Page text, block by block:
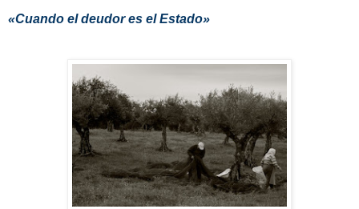
«Cuando el deudor es el Estado»